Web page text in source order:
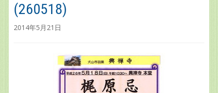
(260518)
2014年5月21日